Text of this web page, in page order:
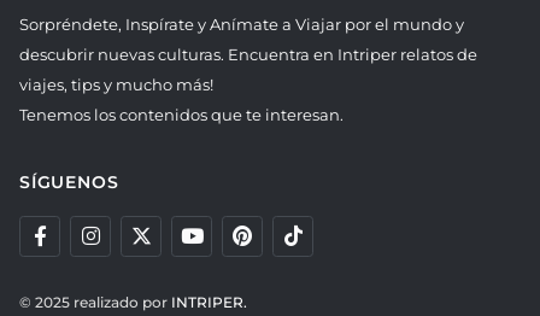
Sorpréndete, Inspírate y Anímate a Viajar por el mundo y
descubrir nuevas culturas. Encuentra en Intriper relatos de
viajes, tips y mucho más!
Tenemos los contenidos que te interesan.
SÍGUENOS
© 2025 realizado por INTRIPER.